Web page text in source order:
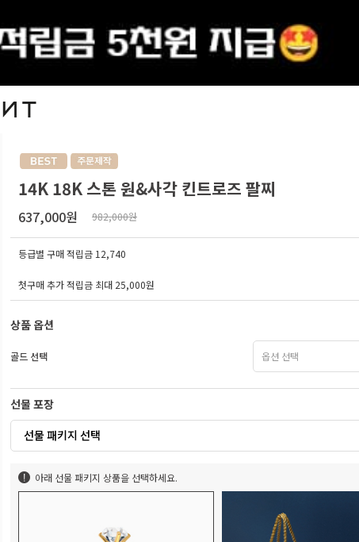
14K 18K 스톤 원&사각 킨트로즈 팔찌
637,000원 982,000원
등급별 구매 적립금 12,740
첫구매 추가 적립금 최대 25,000원
상품 옵션
골드 선택
선물 포장
선물 패키지 선택
아래 선물 패키지 상품을 선택하세요.